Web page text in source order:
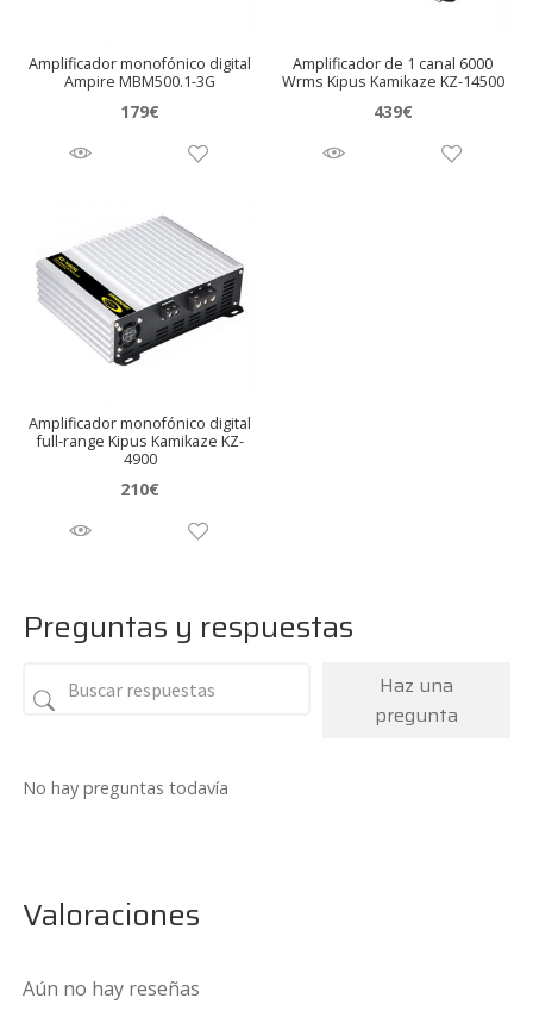
Amplificador monofónico digital
Ampire MBM500.1-3G
179€
Amplificador de 1 canal 6000
Wrms Kipus Kamikaze KZ-14500
439€
Amplificador monofónico digital
full-range Kipus Kamikaze KZ-
4900
210€
Preguntas y respuestas
Haz una
pregunta
No hay preguntas todavía
Valoraciones
Aún no hay reseñas